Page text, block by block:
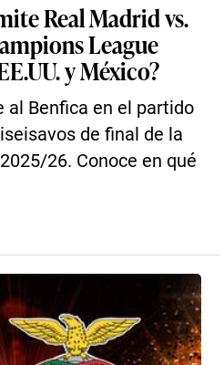
Real Madrid vs.
League
y México?
al Benfica en el partido
de final de la
26. Conoce en qué